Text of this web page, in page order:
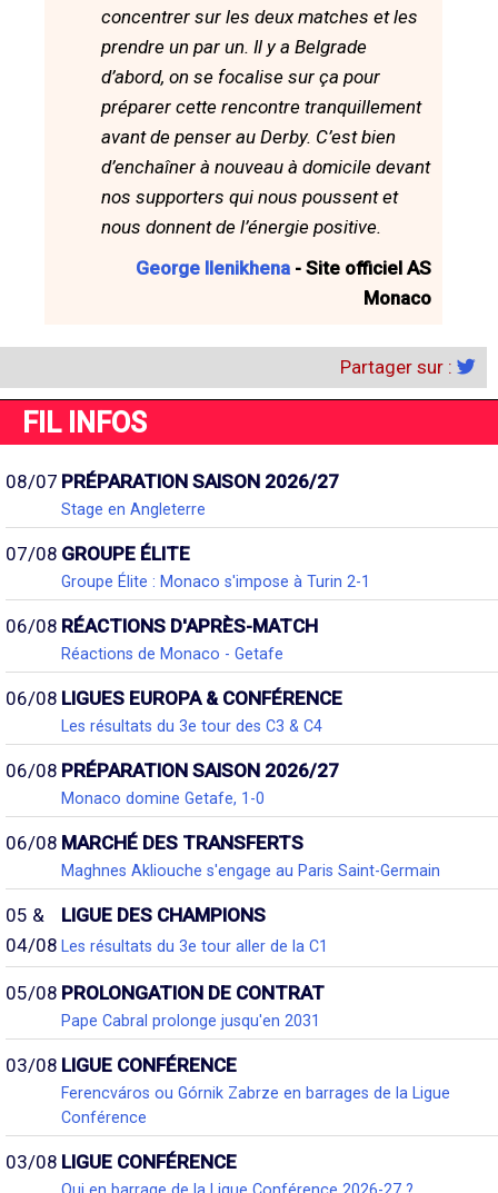
concentrer sur les deux matches et les
prendre un par un. Il y a Belgrade
d’abord, on se focalise sur ça pour
préparer cette rencontre tranquillement
avant de penser au Derby. C’est bien
d’enchaîner à nouveau à domicile devant
nos supporters qui nous poussent et
nous donnent de l’énergie positive.
George Ilenikhena - Site officiel AS
Monaco
Partager sur :
FIL INFOS
08/07 PRÉPARATION SAISON 2026/27
Stage en Angleterre
07/08 GROUPE ÉLITE
Groupe Élite : Monaco s'impose à Turin 2-1
06/08 RÉACTIONS D'APRÈS-MATCH
Réactions de Monaco - Getafe
06/08 LIGUES EUROPA & CONFÉRENCE
Les résultats du 3e tour des C3 & C4
06/08 PRÉPARATION SAISON 2026/27
Monaco domine Getafe, 1-0
06/08 MARCHÉ DES TRANSFERTS
Maghnes Akliouche s'engage au Paris Saint-Germain
05 &
04/08
LIGUE DES CHAMPIONS
Les résultats du 3e tour aller de la C1
05/08 PROLONGATION DE CONTRAT
Pape Cabral prolonge jusqu'en 2031
03/08 LIGUE CONFÉRENCE
Ferencváros ou Górnik Zabrze en barrages de la Ligue
Conférence
03/08 LIGUE CONFÉRENCE